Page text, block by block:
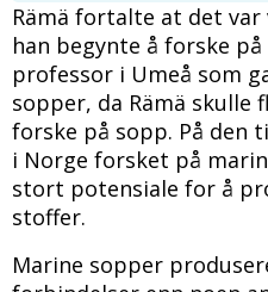
Rämä fortalte at det
han begynte å forske
professor i Umeå som
sopper, da Rämä
forske på sopp. På den
i Norge forsket på
stort potensiale for å
stoffer.
Marine sopper